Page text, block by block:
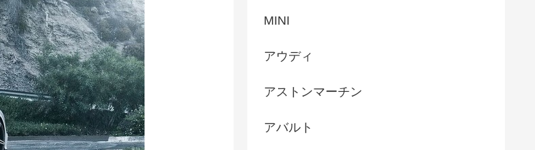
MINI
アウディ
アストンマーチン
アバルト